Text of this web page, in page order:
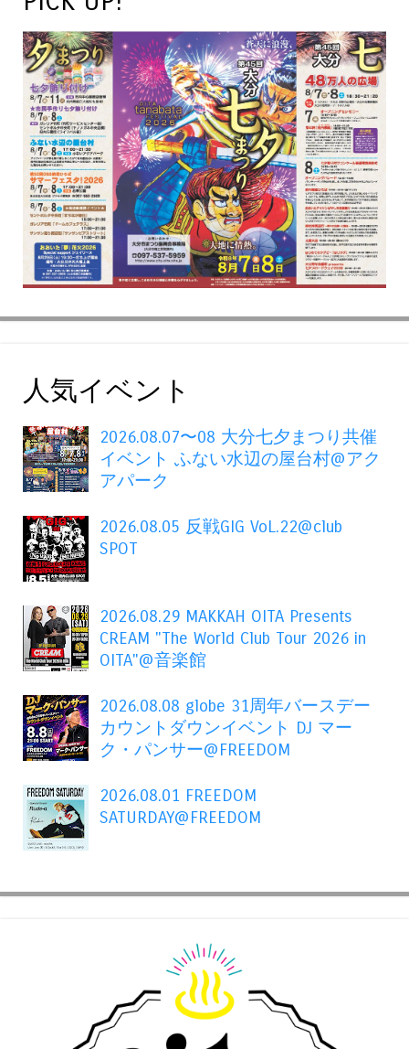
人気イベント
2026.08.07〜08 大分七夕まつり共催
イベント ふない水辺の屋台村@アク
アパーク
2026.08.05 反戦GIG VoL.22@club
SPOT
2026.08.29 MAKKAH OITA Presents
CREAM "The World Club Tour 2026 in
OITA"@音楽館
2026.08.08 globe 31周年バースデー
カウントダウンイベント DJ マー
ク・パンサー@FREEDOM
2026.08.01 FREEDOM
SATURDAY@FREEDOM